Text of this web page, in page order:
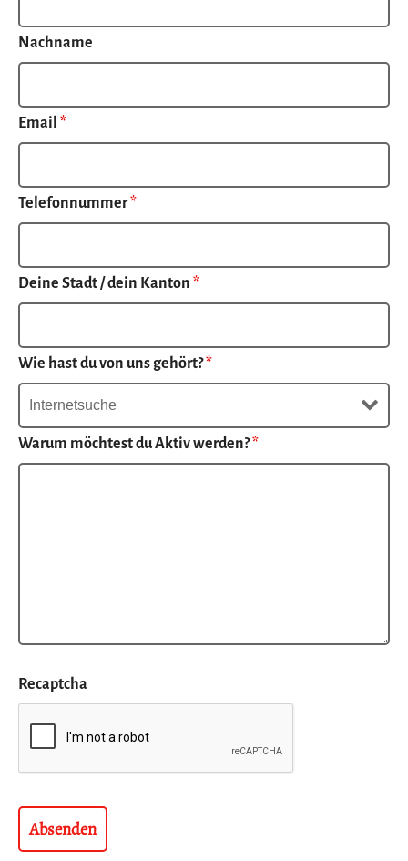
Nachname
Email *
Telefonnummer*
Deine Stadt / dein Kanton *
Wie hast du von uns gehört?*
Warum möchtest du Aktiv werden?*
Recaptcha